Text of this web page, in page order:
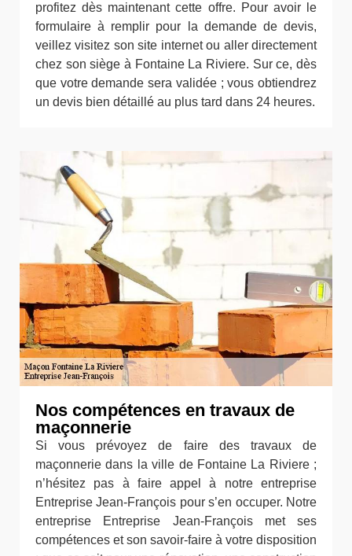
profitez dès maintenant cette offre. Pour avoir le
formulaire à remplir pour la demande de devis,
veillez visitez son site internet ou aller directement
chez son siège à Fontaine La Riviere. Sur ce, dès
que votre demande sera validée ; vous obtiendrez
un devis bien détaillé au plus tard dans 24 heures.
Nos compétences en travaux de
maçonnerie
Si vous prévoyez de faire des travaux de
maçonnerie dans la ville de Fontaine La Riviere ;
n’hésitez pas à faire appel à notre entreprise
Entreprise Jean-François pour s’en occuper. Notre
entreprise Entreprise Jean-François met ses
compétences et son savoir-faire à votre disposition